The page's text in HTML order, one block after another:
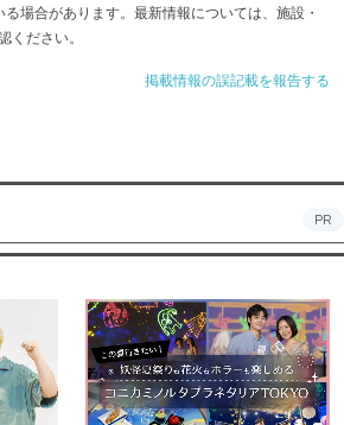
場合があります。最新情報については、施設・
ください。
掲載情報の誤記載を報告する
PR